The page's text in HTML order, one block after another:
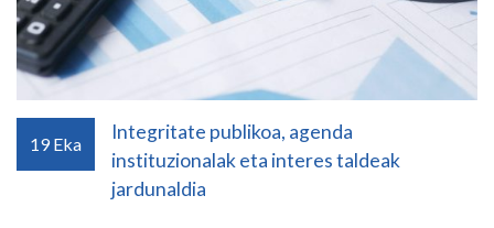
19 Eka
Integritate publikoa, agenda
instituzionalak eta interes taldeak
jardunaldia